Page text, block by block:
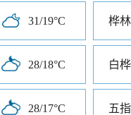
31/19°C 桦
28/18°C 白
28/17°C 五